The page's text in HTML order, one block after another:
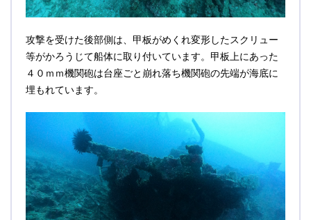
攻撃を受けた後部側は、甲板がめくれ変形したスクリュー
等がかろうじて船体に取り付いています。甲板上にあった
４０ｍｍ機関砲は台座ごと崩れ落ち機関砲の先端が海底に
埋もれています。